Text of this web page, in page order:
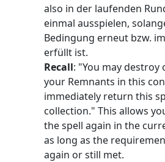
also in der laufenden
einmal ausspielen,
Bedingung erneut bzw.
erfüllt ist.
Recall: "You may destroy
your Remnants in this
immediately return this
collection." This allows
the spell again in the
as long as the
again or still met.